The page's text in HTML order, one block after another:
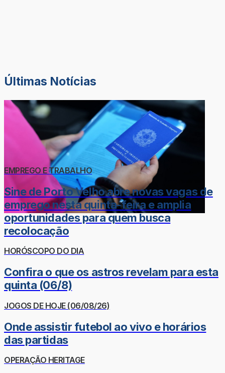
Últimas Notícias
EMPREGO E TRABALHO
Sine de Porto Velho abre novas vagas de
emprego nesta quinta-feira e amplia
oportunidades para quem busca
recolocação
HORÓSCOPO DO DIA
Confira o que os astros revelam para esta
quinta (06/8)
JOGOS DE HOJE (06/08/26)
Onde assistir futebol ao vivo e horários
das partidas
OPERAÇÃO HERITAGE